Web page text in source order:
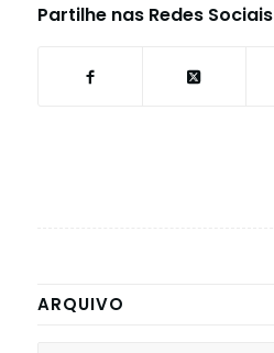
Partilhe nas Redes Sociais
ARQUIVO